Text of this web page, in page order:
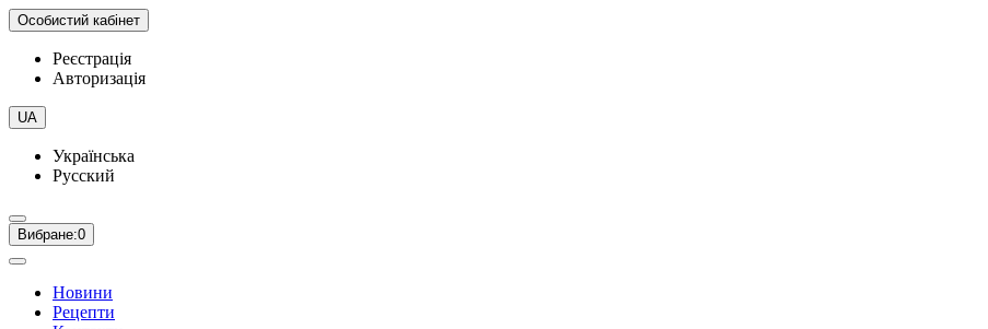
Особистий кабінет
Реєстрація
Авторизація
UA
Українська
Русский
Вибране:0
Новини
Рецепти